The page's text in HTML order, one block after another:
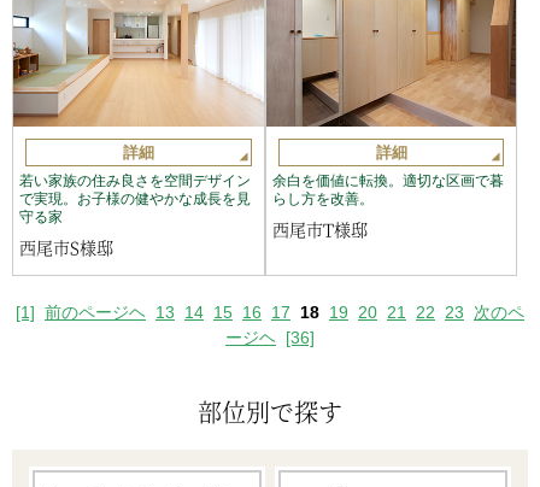
部位別で探す
詳細
若い家族の住み良さを空間デザイン
で実現。お子様の健やかな成長を見
守る家
西尾市S様邸
詳細
余白を価値に転換。適切な区画で暮
らし方を改善。
西尾市T様邸
[1] 前のページヘ 13 14 15 16 17 18 19 20 21 22 23
次のペ
ージヘ [36]